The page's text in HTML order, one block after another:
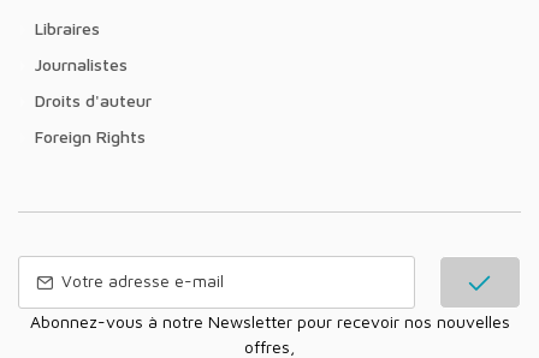
Libraires
Journalistes
Droits d'auteur
Foreign Rights
Abonnez-vous à notre Newsletter pour recevoir nos nouvelles
offres,